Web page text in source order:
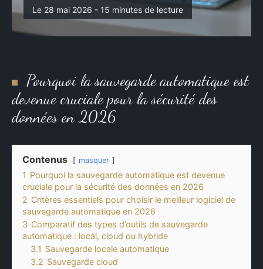
Le 28 mai 2026 - 15 minutes de lecture
Pourquoi la sauvegarde automatique est
devenue cruciale pour la sécurité des
données en 2026
Contenus masquer
1 Pourquoi la sauvegarde automatique est devenue
cruciale pour la sécurité des données en 2026
2 Critères essentiels pour choisir le meilleur logiciel de
sauvegarde automatique en 2026
3 Comparatif des types d’outils de sauvegarde
automatique : local, cloud ou hybride
3.1 Sauvegarde locale automatique
3.2 Sauvegarde cloud